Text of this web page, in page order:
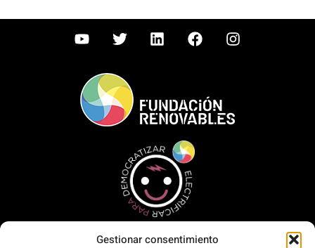
Gestionar consentimiento